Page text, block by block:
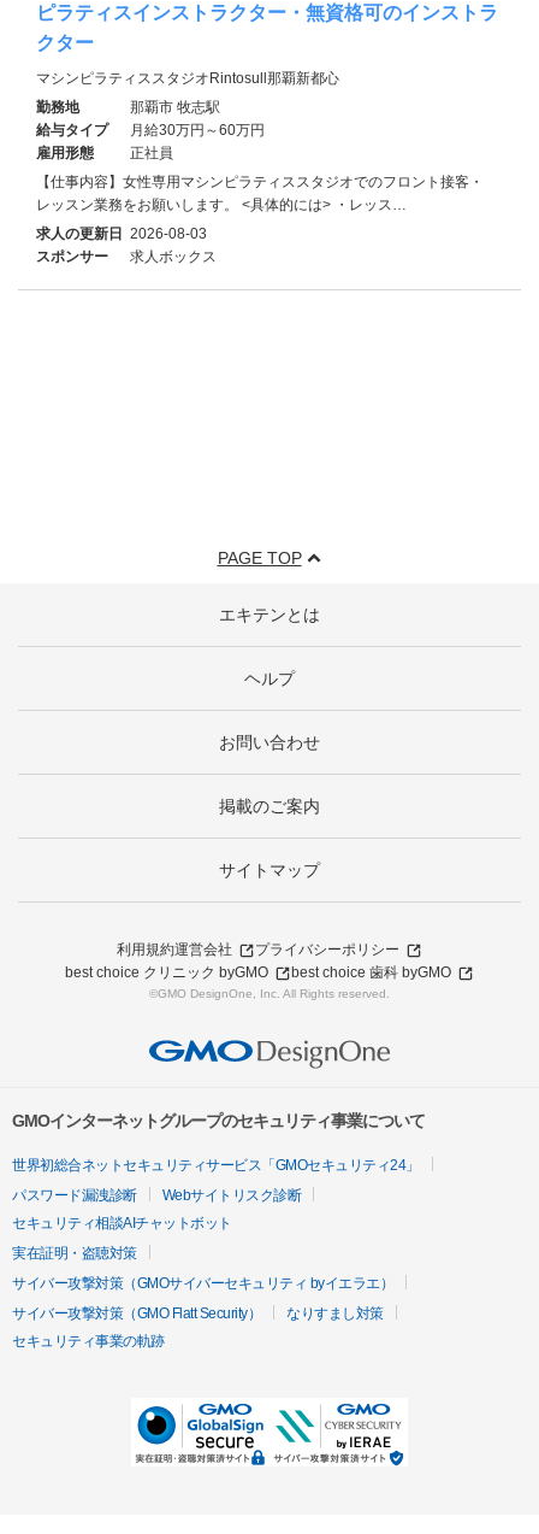
ピラティスインストラクター・無資格可のインストラ
クター
マシンピラティススタジオRintosull那覇新都心
勤務地
那覇市 牧志駅
給与タイプ
月給30万円～60万円
雇用形態
正社員
【仕事内容】女性専用マシンピラティススタジオでのフロント接客・
レッスン業務をお願いします。 <具体的には> ・レッス…
求人の更新日 2026-08-03
スポンサー
求人ボックス
PAGE TOP
エキテンとは
ヘルプ
お問い合わせ
掲載のご案内
サイトマップ
利用規約運営会社
プライバシーポリシー
best choice クリニック byGMO
best choice 歯科 byGMO
©GMO DesignOne, Inc. All Rights reserved.
GMOインターネットグループのセキュリティ事業について
世界初総合ネットセキュリティサービス「GMOセキュリティ24」
パスワード漏洩診断
Webサイトリスク診断
セキュリティ相談AIチャットボット
実在証明・盗聴対策
サイバー攻撃対策（GMOサイバーセキュリティ byイエラエ）
サイバー攻撃対策（GMO Flatt Security）
なりすまし対策
セキュリティ事業の軌跡